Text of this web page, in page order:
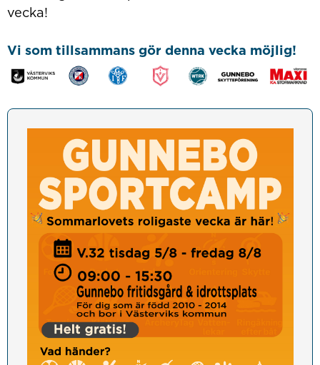
vecka!
Vi som tillsammans gör denna vecka möjlig!